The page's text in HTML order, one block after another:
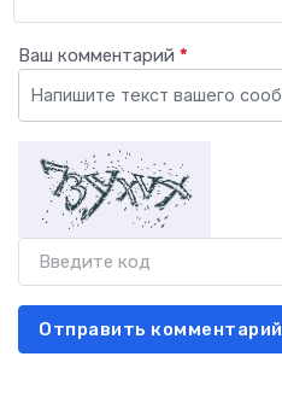
Ваш комментарий *
Отправить комментарий